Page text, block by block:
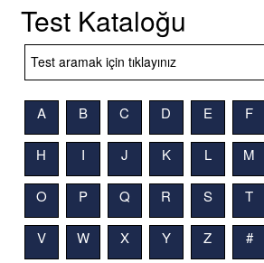
Test Kataloğu
A B C D E F
H I J K L M
O P Q R S T
V W X Y Z #